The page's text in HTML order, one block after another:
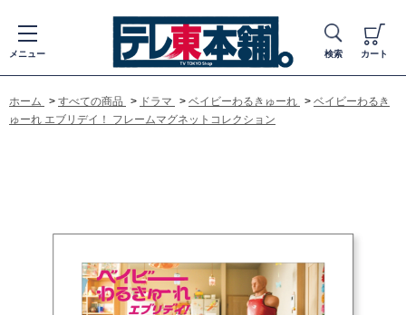
メニュー 検索 カート
ホーム > すべての商品 > ドラマ > ベイビーわるきゅーれ > ベイビーわるき
ゅーれ エブリデイ！ フレームマグネットコレクション